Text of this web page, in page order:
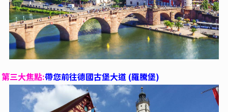
第三大焦點:帶您前往德國古堡大道 (羅騰堡)